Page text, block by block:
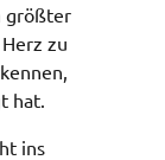
größter
zu
hat.
ins